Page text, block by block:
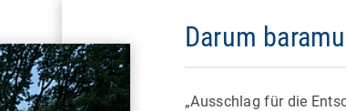
Darum
„Ausschlag für die